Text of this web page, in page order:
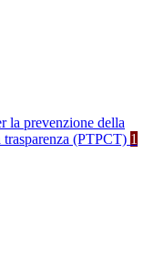
la prevenzione della
(PTPCT) 1